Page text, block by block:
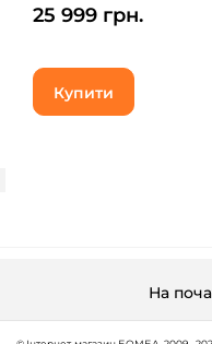
25 999 грн.
Купити
На